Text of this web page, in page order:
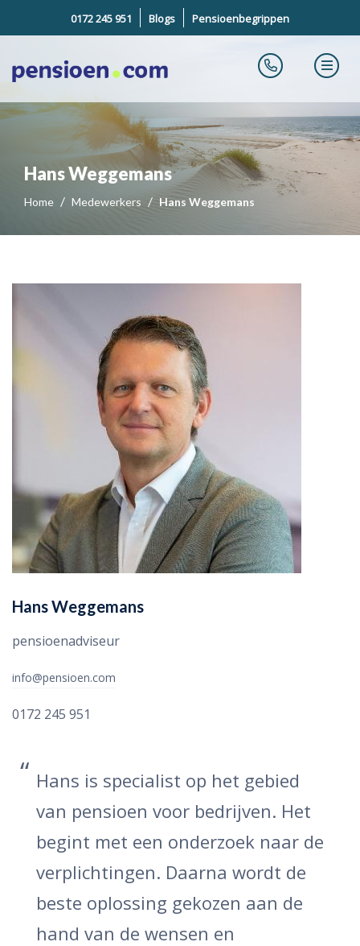
0172 245 951 Blogs Pensioenbegrippen
Hans Weggemans
Home Medewerkers Hans Weggemans
Hans Weggemans
pensioenadviseur
info@pensioen.com
0172 245 951
Hans is specialist op het gebied
van pensioen voor bedrijven. Het
begint met een onderzoek naar de
verplichtingen. Daarna wordt de
beste oplossing gekozen aan de
hand van de wensen en